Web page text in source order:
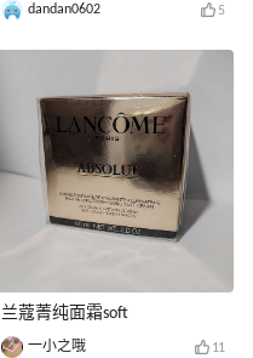
dandan0602 5
兰蔻菁纯面霜soft
一小之哦 11